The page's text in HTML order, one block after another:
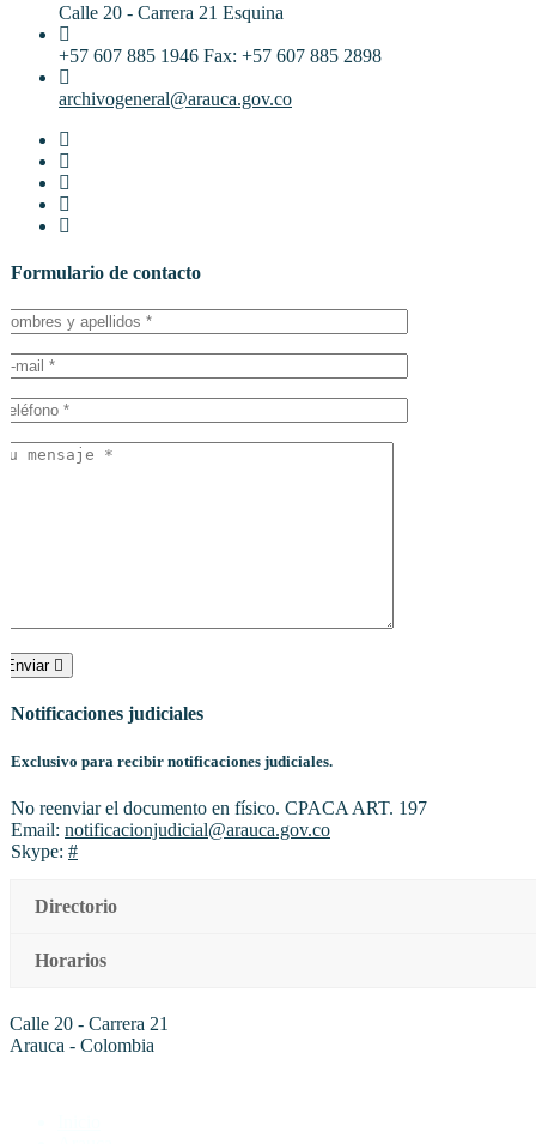
Calle 20 - Carrera 21 Esquina
+57 607 885 1946 Fax: +57 607 885 2898
archivogeneral@arauca.gov.co
Formulario de contacto
Enviar
Notificaciones judiciales
Exclusivo para recibir notificaciones judiciales.
No reenviar el documento en físico. CPACA ART. 197
Email: notificacionjudicial@arauca.gov.co
Skype: #
Directorio
Horarios
Calle 20 - Carrera 21
Arauca - Colombia